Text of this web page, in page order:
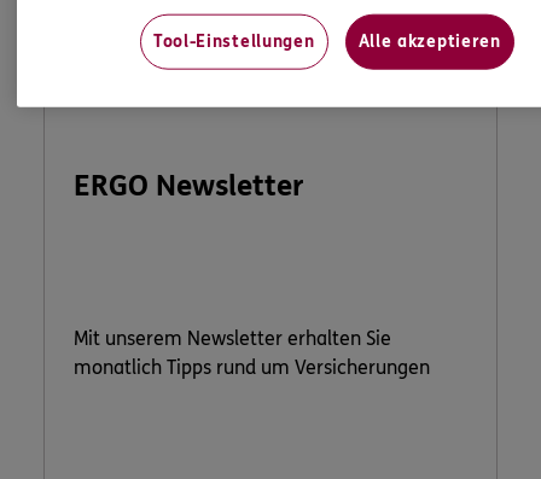
ERGO Newsletter
Mit unserem Newsletter erhalten Sie
monatlich Tipps rund um Versicherungen
Tool-Einstellungen Alle akzeptieren